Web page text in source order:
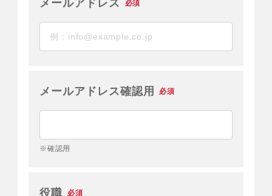
メールアドレス 必須
メールアドレス確認用 必須
※確認用
役職 必須